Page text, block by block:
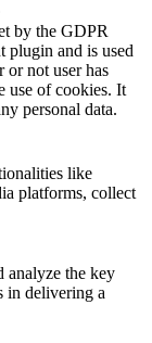
by the GDPR
plugin and is used
or not user has
use of cookies. It
personal data.
like
platforms, collect
analyze the key
in delivering a